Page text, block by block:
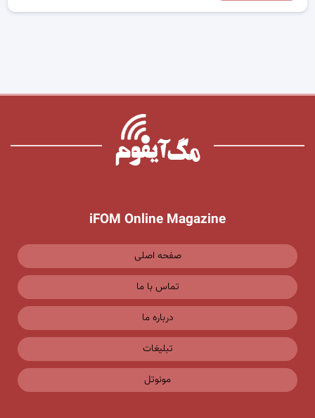
iFOM Online Magazine
صفحه اصلی
تماس با ما
درباره ما
تبلیغات
مونوتل